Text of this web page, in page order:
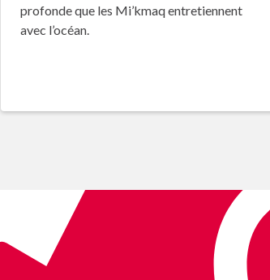
profonde que les Mi’kmaq entretiennent
avec l’océan.